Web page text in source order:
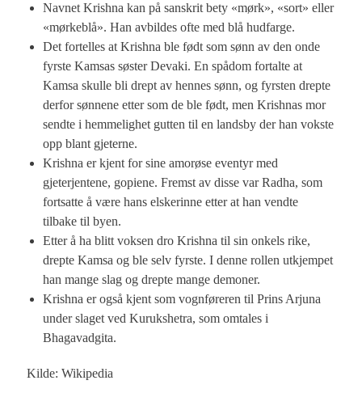
Navnet Krishna kan på sanskrit bety «mørk», «sort» eller
«mørkeblå». Han avbildes ofte med blå hudfarge.
Det fortelles at Krishna ble født som sønn av den onde
fyrste Kamsas søster Devaki. En spådom fortalte at
Kamsa skulle bli drept av hennes sønn, og fyrsten drepte
derfor sønnene etter som de ble født, men Krishnas mor
sendte i hemmelighet gutten til en landsby der han vokste
opp blant gjeterne.
Krishna er kjent for sine amorøse eventyr med
gjeterjentene, gopiene. Fremst av disse var Radha, som
fortsatte å være hans elskerinne etter at han vendte
tilbake til byen.
Etter å ha blitt voksen dro Krishna til sin onkels rike,
drepte Kamsa og ble selv fyrste. I denne rollen utkjempet
han mange slag og drepte mange demoner.
Krishna er også kjent som vognføreren til Prins Arjuna
under slaget ved Kurukshetra, som omtales i
Bhagavadgita.
Kilde: Wikipedia